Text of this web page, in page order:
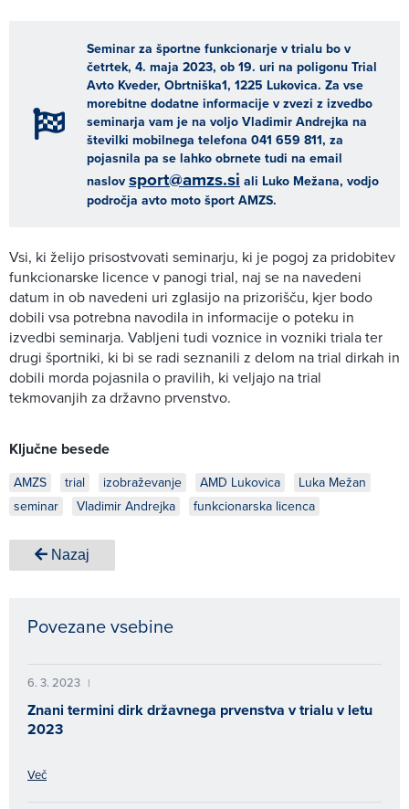
Seminar za športne funkcionarje v trialu bo v
četrtek, 4. maja 2023, ob 19. uri na poligonu Trial
Avto Kveder, Obrtniška1, 1225 Lukovica. Za vse
morebitne dodatne informacije v zvezi z izvedbo
seminarja vam je na voljo Vladimir Andrejka na
številki mobilnega telefona 041 659 811, za
pojasnila pa se lahko obrnete tudi na email
naslov sport@amzs.si ali Luko Mežana, vodjo
področja avto moto šport AMZS.
Vsi, ki želijo prisostvovati seminarju, ki je pogoj za pridobitev
funkcionarske licence v panogi trial, naj se na navedeni
datum in ob navedeni uri zglasijo na prizorišču, kjer bodo
dobili vsa potrebna navodila in informacije o poteku in
izvedbi seminarja. Vabljeni tudi voznice in vozniki triala ter
drugi športniki, ki bi se radi seznanili z delom na trial dirkah in
dobili morda pojasnila o pravilih, ki veljajo na trial
tekmovanjih za državno prvenstvo.
Ključne besede
AMZS trial izobraževanje AMD Lukovica
Luka Mežan
seminar
Vladimir Andrejka funkcionarska licenca
Nazaj
Povezane vsebine
6. 3. 2023 |
Znani termini dirk državnega prvenstva v trialu v letu
2023
Več